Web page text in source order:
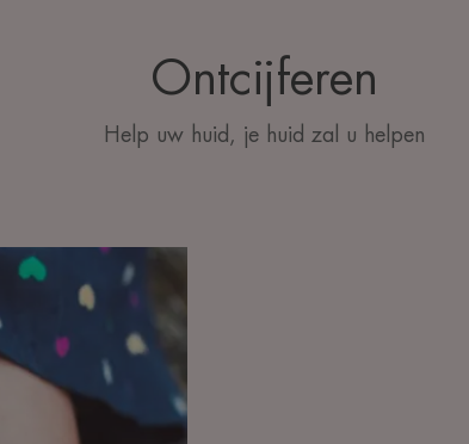
Ontcijferen
Help uw huid, je huid zal u helpen